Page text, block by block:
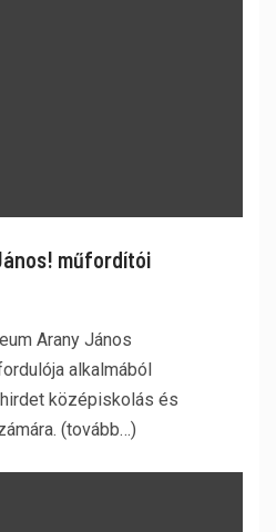
műfordítói
Arany János
alkalmából
középiskolás és
(tovább…)